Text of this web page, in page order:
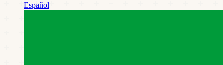
Español